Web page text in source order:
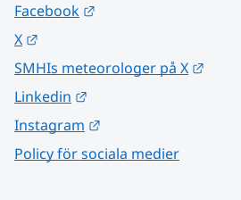
Facebook
X
SMHIs meteorologer på X
Linkedin
Instagram
Policy för sociala medier